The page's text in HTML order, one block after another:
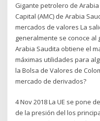
Gigante petrolero de
Capital (AMC) de Arabia
mercados de valores La
generalmente se conoce
Arabia Saudita obtiene el
máximas utilidades para
la Bolsa de Valores de
mercado de derivados?
4 Nov 2018 La UE se pone
de la presión del los